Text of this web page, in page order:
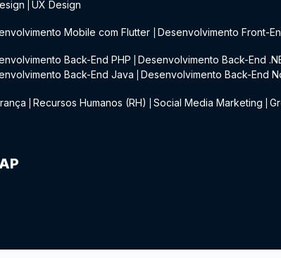
UX Design
Mobile com Flutter Desenvolvimento Front-
Back-End PHP Desenvolvimento Back-End
Back-End Java Desenvolvimento Back-End
Recursos Humanos (RH) Social Media Marketing